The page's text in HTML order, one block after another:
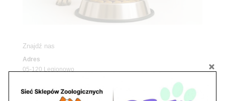
Znajdź nas
Adres
05-120 Legionowo
pawilon 134